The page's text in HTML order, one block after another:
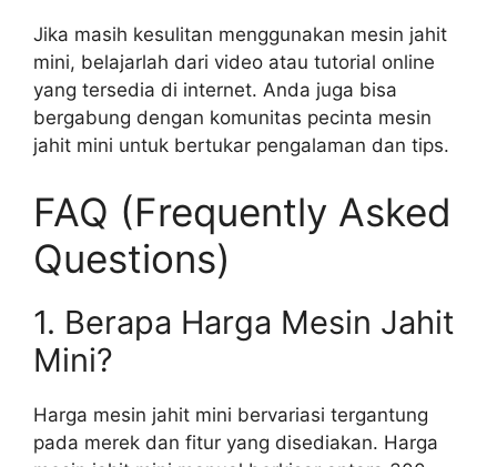
Jika masih kesulitan menggunakan mesin jahit
mini, belajarlah dari video atau tutorial online
yang tersedia di internet. Anda juga bisa
bergabung dengan komunitas pecinta mesin
jahit mini untuk bertukar pengalaman dan tips.
FAQ (Frequently Asked
Questions)
1. Berapa Harga Mesin Jahit
Mini?
Harga mesin jahit mini bervariasi tergantung
pada merek dan fitur yang disediakan. Harga